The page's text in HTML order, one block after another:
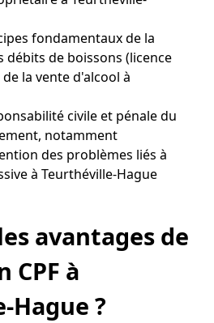
fondamentaux de la
de boissons (licence
la vente d'alcool à
civile et pénale du
notamment
des problèmes liés à
à Teurthéville-Hague
avantages de
à
Hague ?